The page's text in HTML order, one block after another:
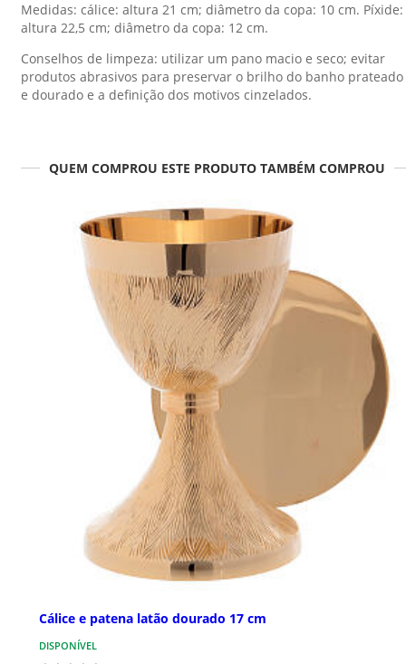
Medidas: cálice: altura 21 cm; diâmetro da copa: 10 cm. Píxide:
altura 22,5 cm; diâmetro da copa: 12 cm.
Conselhos de limpeza: utilizar um pano macio e seco; evitar
produtos abrasivos para preservar o brilho do banho prateado
e dourado e a definição dos motivos cinzelados.
QUEM COMPROU ESTE PRODUTO TAMBÉM COMPROU
Cálice e patena latão dourado 17 cm
DISPONÍVEL